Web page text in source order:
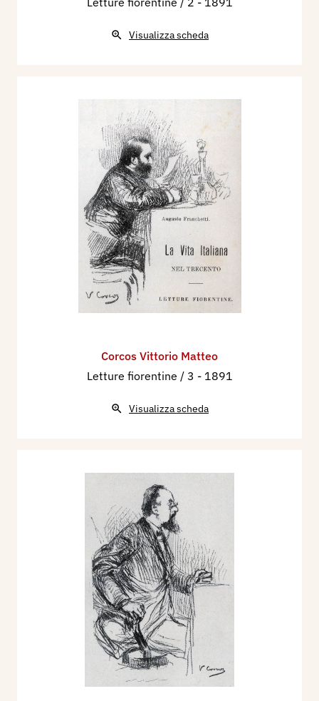
Visualizza scheda
Corcos Vittorio Matteo
Letture fiorentine / 3 - 1891
Visualizza scheda